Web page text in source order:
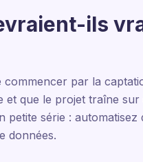
ils
par la
que le projet traîne
série :
données.